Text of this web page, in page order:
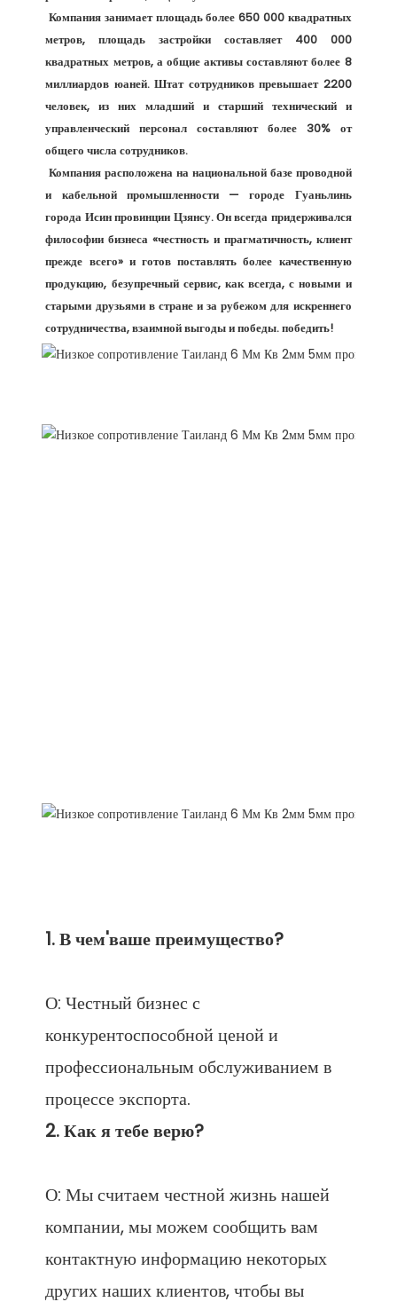
Компания занимает площадь более 650 000 квадратных
метров, площадь застройки составляет 400 000
квадратных метров, а общие активы составляют более 8
миллиардов юаней. Штат сотрудников превышает 2200
человек, из них младший и старший технический и
управленческий персонал составляют более 30% от
общего числа сотрудников.
Компания расположена на национальной базе проводной
и кабельной промышленности — городе Гуаньлинь
города Исин провинции Цзянсу. Он всегда придерживался
философии бизнеса «честность и прагматичность, клиент
прежде всего» и готов поставлять более качественную
продукцию, безупречный сервис, как всегда, с новыми и
старыми друзьями в стране и за рубежом для искреннего
О: Честный бизнес с
конкурентоспособной ценой и
профессиональным обслуживанием в
О: Мы считаем честной жизнь нашей
компании, мы можем сообщить вам
контактную информацию некоторых
других наших клиентов, чтобы вы